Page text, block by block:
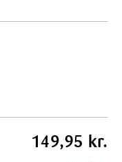
149,95 kr.